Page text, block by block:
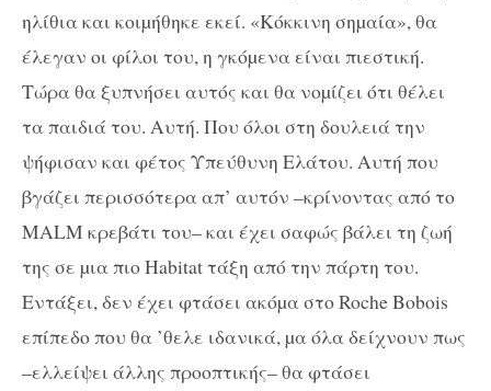
ηλίθια και κοιµήθηκε εκεί. «Κόκκινη σηµαία», θα
έλεγαν οι φίλοι του, η γκόµενα είναι πιεστική.
Τώρα θα ξυπνήσει αυτός και θα νοµίζει ότι θέλει
τα παιδιά του. Αυτή. Που όλοι στη δουλειά την
ψήφισαν και φέτος Υπεύθυνη Ελάτου. Αυτή που
βγάζει περισσότερα απ’ αυτόν –κρίνοντας από το
MALM κρεβάτι του– και έχει σαφώς βάλει τη ζωή
της σε µια πιο Habitat τάξη από την πάρτη του.
Εντάξει, δεν έχει φτάσει ακόµα στο Roche Bobois
επίπεδο που θα ’θελε ιδανικά, µα όλα δείχνουν πως
–ελλείψει άλλης προοπτικής– θα φτάσει